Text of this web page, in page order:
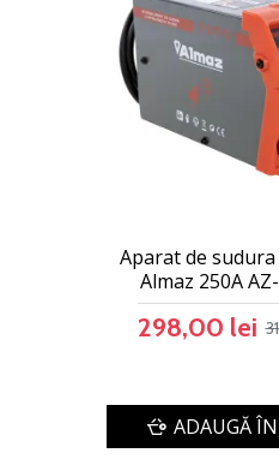
Aparat de
Almaz 250A
298,00 lei
ADAUGĂ